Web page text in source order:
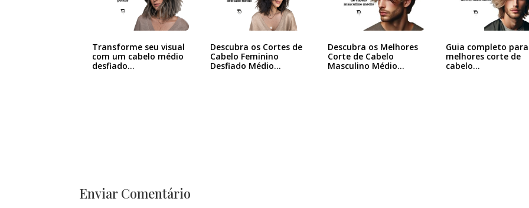
Transforme seu visual
com um cabelo médio
desfiado…
Descubra os Cortes de
Cabelo Feminino
Desfiado Médio…
Descubra os Melhores
Corte de Cabelo
Masculino Médio…
Guia completo
melhores corte de
cabelo…
Enviar Comentário